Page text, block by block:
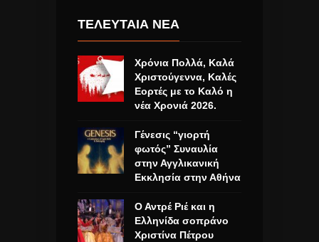
ΤΕΛΕΥΤΑΙΑ ΝΕΑ
Χρόνια Πολλά, Καλά
Χριστούγεννα, Καλές
Εορτές με το Καλό η
νέα Χρονιά 2026.
Γένεσις “γιορτή
φωτός” Συναυλία
στην Αγγλικανική
Εκκλησία στην Αθήνα
Ο Αντρέ Ριέ και η
Ελληνίδα σοπράνο
Χριστίνα Πέτρου